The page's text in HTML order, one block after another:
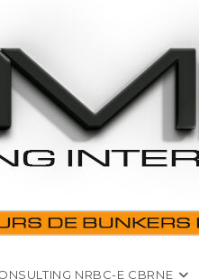
NRBC-E CBRNE